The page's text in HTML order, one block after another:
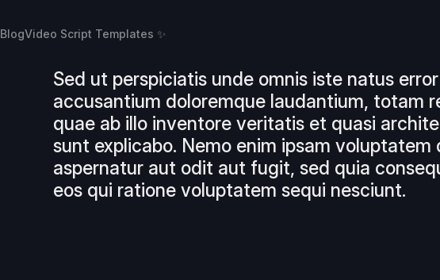
BlogVideo Script Templates ✨
Sed ut perspiciatis unde omnis iste natus
accusantium doloremque laudantium, totam
quae ab illo inventore veritatis et quasi
sunt explicabo. Nemo enim ipsam voluptatem
aspernatur aut odit aut fugit, sed quia
eos qui ratione voluptatem sequi nesciunt.